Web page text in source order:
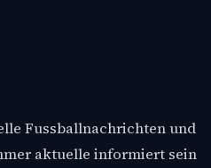
Fussballnachrichten und
aktuelle informiert sein